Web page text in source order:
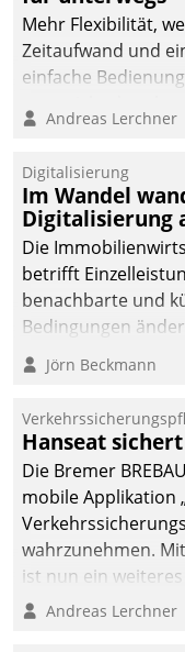
Mehr Flexibilität,
Zeitaufwand und
einfache
Cockpit für mobile
Datatrain. Die
Wohnungsbau- und
Immobilien GmbH
sich dabei für den
der Lösung über die
Cloud Platform
entschieden - als
Unternehmen am
Andreas Lerchner
Digitalisierung
Im Wandel
Digitalisierung
Die
betrifft
benachbarte und
Bedingungen
technisch die
fürs Wachsen
Jörn Beckmann
Hanseat
Die Bremer
mobile Applikation
wahrzunehmen.
ist nun ein
Einsatz.
Andreas Lerchner